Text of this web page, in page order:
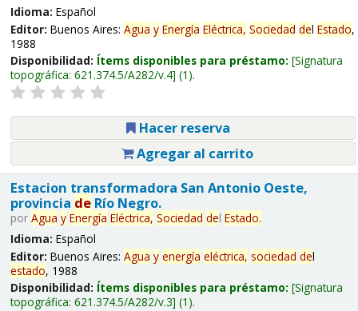
Idioma: Español
Editor: Buenos Aires: Agua y Energía Eléctrica, Sociedad del Estado,
1988
Disponibilidad: Ítems disponibles para préstamo: Signatura
topográfica: 621.374.5/A282/v.4 (1).
Hacer reserva
Agregar al carrito
Estacion transformadora San Antonio Oeste,
provincia deRío Negro.
por Agua y Energía Eléctrica, Sociedad del Estado.
Idioma: Español
Editor: Buenos Aires: Agua y energía eléctrica, sociedad del
estado, 1988
Disponibilidad: Ítems disponibles para préstamo: Signatura
topográfica: 621.374.5/A282/v.3 (1).